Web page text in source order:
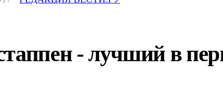
- лучший в